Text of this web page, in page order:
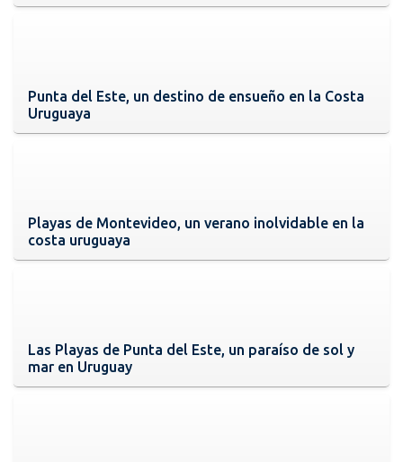
Punta del Este, un destino de ensueño en la Costa
Uruguaya
Playas de Montevideo, un verano inolvidable en la
costa uruguaya
Las Playas de Punta del Este, un paraíso de sol y
mar en Uruguay